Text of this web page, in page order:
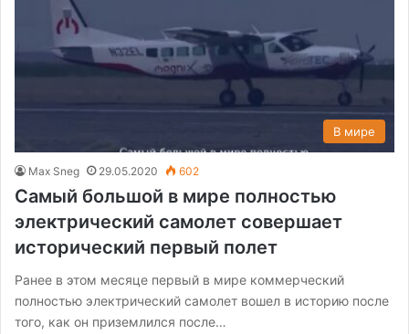
В мире
Max Sneg 29.05.2020 602
Самый большой в мире полностью
электрический самолет совершает
исторический первый полет
Ранее в этом месяце первый в мире коммерческий
полностью электрический самолет вошел в историю после
того, как он приземлился после…